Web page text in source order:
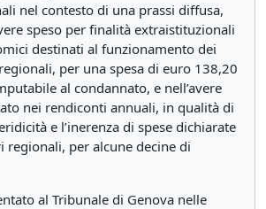
nel contesto di una prassi diffusa,
speso per finalità extraistituzionali
destinati al funzionamento dei
per una spesa di euro 138,20
al condannato, e nell’avere
nei rendiconti annuali, in qualità di
e l’inerenza di spese dichiarate
regionali, per alcune decine di
al Tribunale di Genova nelle